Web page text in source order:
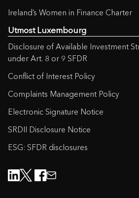
Ireland’s Women in Finance Charter
Utmost Luxembourg
Disclosure of Available Investment
under Art. 8 or 9 SFDR
Conflict of Interest Policy
Complaints Management Policy
Electronic Signature Notice
SRDII Disclosure Notice
ESG: SFDR disclosures